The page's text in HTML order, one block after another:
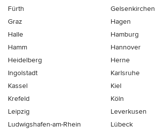
Fürth
Gelsenkirchen
Graz
Hagen
Halle
Hamburg
Hamm
Hannover
Heidelberg
Herne
Ingolstadt
Karlsruhe
Kassel
Kiel
Krefeld
Köln
Leipzig
Leverkusen
Ludwigshafen-am-Rhein
Lübeck